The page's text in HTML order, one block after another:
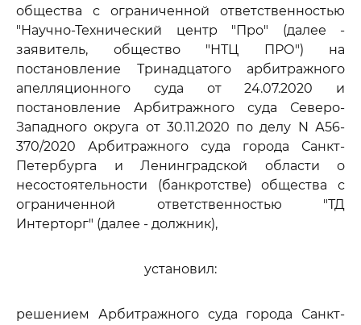
общества с ограниченной ответственностью
"Научно-Технический центр "Про" (далее -
заявитель, общество "НТЦ ПРО") на
постановление Тринадцатого арбитражного
апелляционного суда от 24.07.2020 и
постановление Арбитражного суда Северо-
Западного округа от 30.11.2020 по делу N А56-
370/2020 Арбитражного суда города Санкт-
Петербурга и Ленинградской области о
несостоятельности (банкротстве) общества с
ограниченной ответственностью "ТД
Интерторг" (далее - должник),
установил:
решением Арбитражного суда города Санкт-